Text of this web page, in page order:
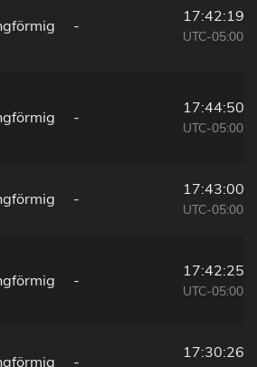
-
17:42:19
UTC-05:00
-
17:44:50
UTC-05:00
-
17:43:00
UTC-05:00
-
17:42:25
UTC-05:00
-
17:30:26